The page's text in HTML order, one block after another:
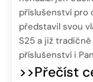
příslušenství pro
představil svou
S25 a již
příslušenství i
>>Přečíst